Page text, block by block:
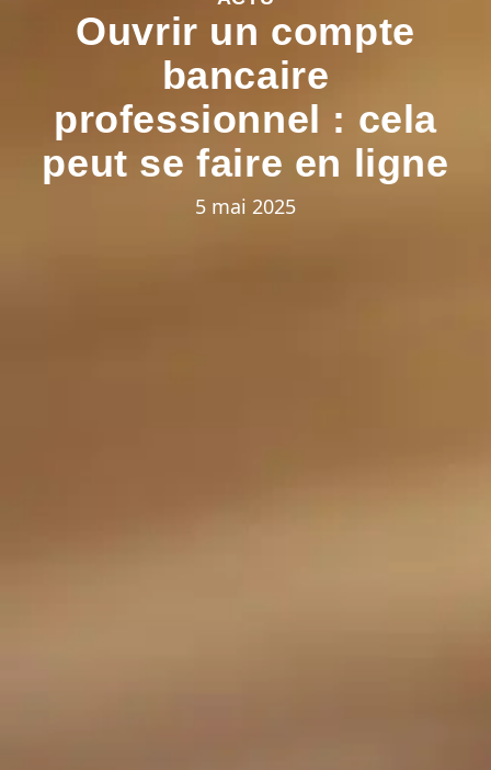
Ouvrir un compte
bancaire
professionnel : cela
peut se faire en ligne
5 mai 2025